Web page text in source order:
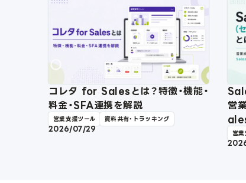
コレタ for Salesとは？特徴・機能・
料金・SFA連携を解説
営業支援ツール 資料共有・トラッキング
2026/07/29
営
営業